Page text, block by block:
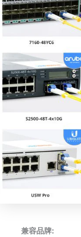
兼容品牌: